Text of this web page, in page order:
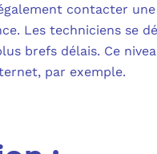
contacter une
Les techniciens se
brefs délais. Ce
par exemple.